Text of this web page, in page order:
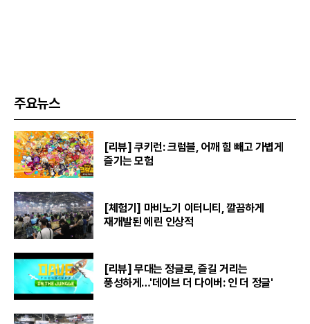
주요뉴스
[리뷰] 쿠키런: 크럼블, 어깨 힘 빼고 가볍게
즐기는 모험
[체험기] 마비노기 이터니티, 깔끔하게
재개발된 에린 인상적
[리뷰] 무대는 정글로, 즐길 거리는
풍성하게…'데이브 더 다이버: 인 더 정글'